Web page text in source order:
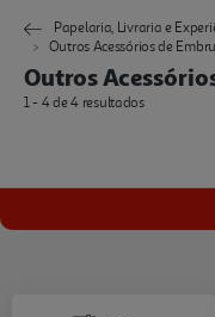
Papelaria, Livraria e
Outros Acessórios de
Outros
1 - 4 de 4 resultados